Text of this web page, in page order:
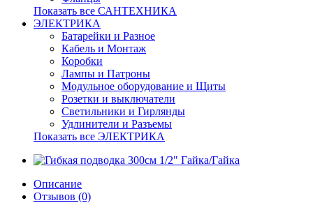
Показать все САНТЕХНИКА
ЭЛЕКТРИКА
Батарейки и Разное
Кабель и Монтаж
Коробки
Лампы и Патроны
Модульное оборудование и Щиты
Розетки и выключатели
Светильники и Гирлянды
Удлинители и Разъемы
Показать все ЭЛЕКТРИКА
Описание
Отзывов (0)